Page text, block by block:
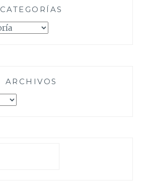
CATEGORÍAS
ARCHIVOS